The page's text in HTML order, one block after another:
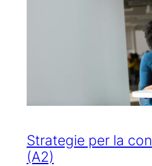
Strategie per la
(A2)